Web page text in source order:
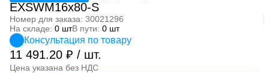
EXSWM16x80-S
Номер для заказа: 30021296
На складе: 0 штВ пути: 0 шт
Консультация по товару
11 491.20 ₽ / шт.
Цена указана без НДС